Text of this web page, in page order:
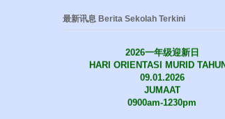
最新讯息 Berita Sekolah Terkini
HARI ORIENTASI MURID TAHUN
09.01.2026
JUMAAT
0900am-1230pm